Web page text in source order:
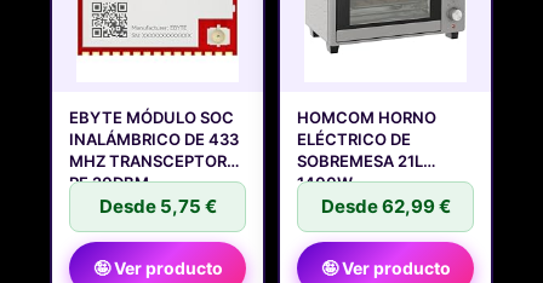
EBYTE MÓDULO SOC
INALÁMBRICO DE 433
MHZ TRANSCEPTOR
RF 20DBM
Desde 5,75 €
🤪 Ver producto
HOMCOM HORNO
ELÉCTRICO DE
SOBREMESA 21L
1400W
TEMPORIZADOR
Desde 62,99 €
🤪 Ver producto